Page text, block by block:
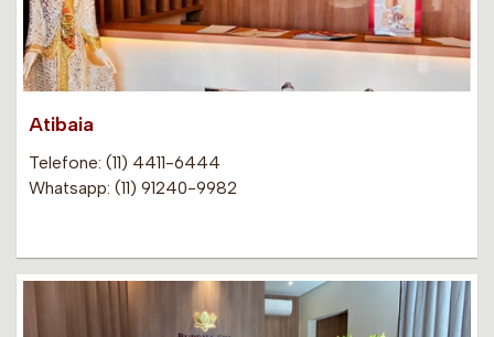
Atibaia
Telefone: (11) 4411-6444
Whatsapp: (11) 91240-9982